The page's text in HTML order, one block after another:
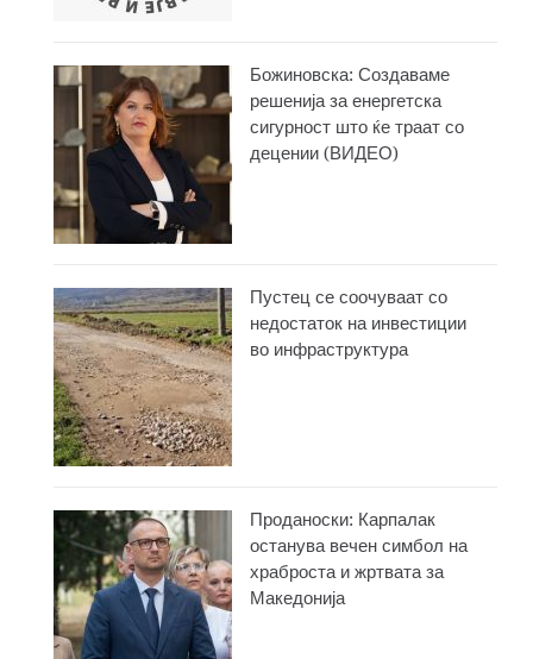
Божиновска: Создаваме
решенија за енергетска
сигурност што ќе траат со
децении (ВИДЕО)
Пустец се соочуваат со
недостаток на инвестиции
во инфраструктура
Проданоски: Карпалак
останува вечен симбол на
храброста и жртвата за
Македонија